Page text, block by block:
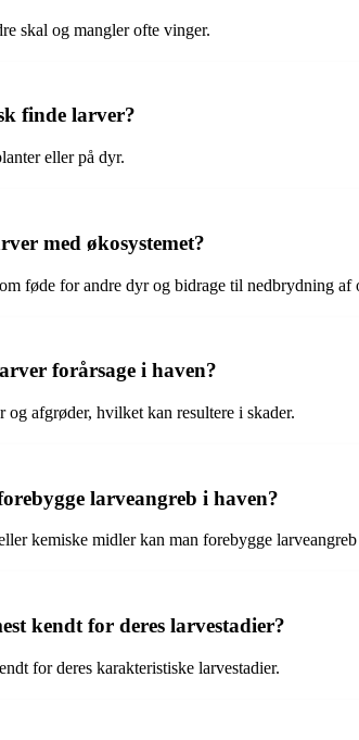
skal og mangler ofte vinger.
finde larver?
eller på dyr.
med økosystemet?
føde for andre dyr og bidrage til nedbrydning af
forårsage i haven?
og afgrøder, hvilket kan resultere i skader.
larveangreb i haven?
kemiske midler kan man forebygge
kendt for deres larvestadier?
for deres karakteristiske larvestadier.